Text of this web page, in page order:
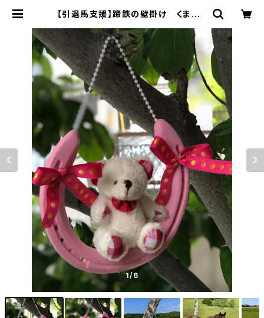
【引退馬支援】蹄鉄の壁掛け くまちゃ
1/6